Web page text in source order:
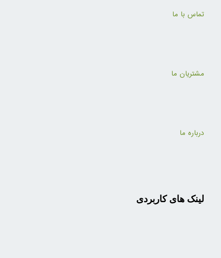
تماس با ما
مشتریان ما
درباره ما
لینک های کاربردی